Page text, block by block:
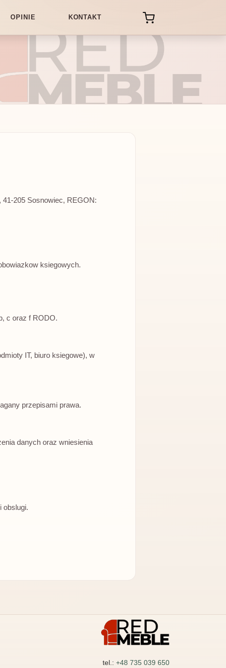
OPINIE KONTAKT
205 Sosnowiec, REGON:
ksiegowych.
c oraz f RODO.
IT, biuro ksiegowe), w
przepisami prawa.
danych oraz wniesienia
obslugi.
tel.: +48 735 039 650